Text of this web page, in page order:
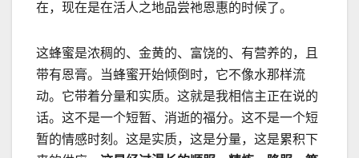
在，现在是在活人之地品尝祂恩惠的时候了。
这蜂蜜是浓稠的、金黄的、富饶的、有营养的，且
带有恩膏。当蜂蜜开始倾倒时，它不像水那样流
动。它带着分量和实质。这就是我相信主正在说的
话。这不是一个短暂、消逝的福分。这不是一个短
暂的情感时刻。这是实质，这是分量，这是累积下